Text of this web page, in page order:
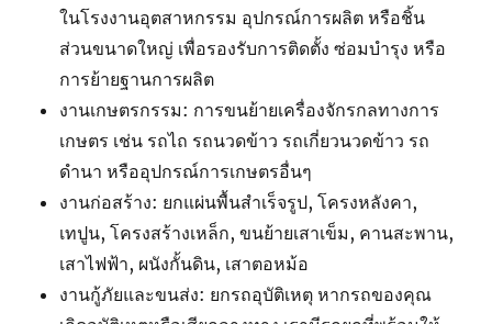
ในโรงงานอุตสาหกรรม อุปกรณ์การผลิต หรือชิ้น
ส่วนขนาดใหญ่ เพื่อรองรับการติดตั้ง ซ่อมบำรุง หรือ
การย้ายฐานการผลิต
งานเกษตรกรรม: การขนย้ายเครื่องจักรกลทางการ
เกษตร เช่น รถไถ รถนวดข้าว รถเกี่ยวนวดข้าว รถ
ดำนา หรืออุปกรณ์การเกษตรอื่นๆ
งานก่อสร้าง: ยกแผ่นพื้นสำเร็จรูป, โครงหลังคา,
เทปูน, โครงสร้างเหล็ก, ขนย้ายเสาเข็ม, คานสะพาน,
เสาไฟฟ้า, ผนังกั้นดิน, เสาตอหม้อ
งานกู้ภัยและขนส่ง: ยกรถอุบัติเหตุ หากรถของคุณ